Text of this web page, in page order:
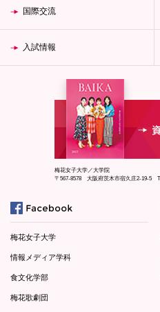
国際交流
入試情報
梅花女子大学／大学院
〒567-8578 大阪府茨木市宿久庄2-19-5
梅花女子大学
情報メディア学科
食文化学部
梅花歌劇団